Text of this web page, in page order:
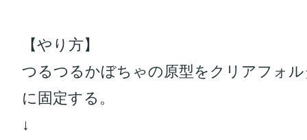
【やり方】
つるつるかぼちゃの原型をクリアフォ
に固定する。
↓